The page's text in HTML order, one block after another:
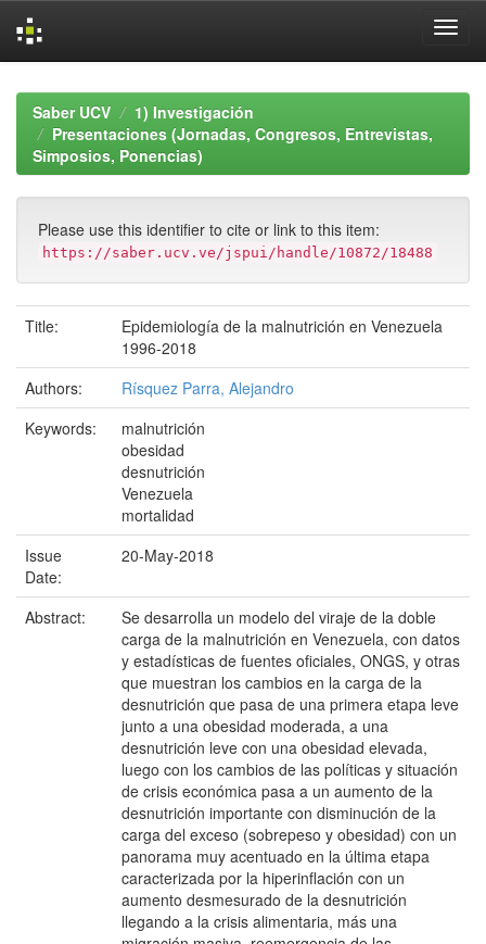
navigationSaber UCV
1) Investigación
Presentaciones (Jornadas, Congresos, Entrevistas,
Simposios, Ponencias)
Please use this identifier to cite or link to this item:
https://saber.ucv.ve/jspui/handle/10872/18488
Title:
Epidemiología de la malnutrición en Venezuela
1996-2018
Authors:
Rísquez Parra, Alejandro
Keywords:
malnutrición
obesidad
desnutrición
Venezuela
mortalidad
Issue
Date:
20-May-2018
Abstract:
Se desarrolla un modelo del viraje de la doble
carga de la malnutrición en Venezuela, con datos
y estadísticas de fuentes oficiales, ONGS, y otras
que muestran los cambios en la carga de la
desnutrición que pasa de una primera etapa leve
junto a una obesidad moderada, a una
desnutrición leve con una obesidad elevada,
luego con los cambios de las políticas y situación
de crisis económica pasa a un aumento de la
desnutrición importante con disminución de la
carga del exceso (sobrepeso y obesidad) con un
panorama muy acentuado en la última etapa
caracterizada por la hiperinflación con un
aumento desmesurado de la desnutrición
llegando a la crisis alimentaria, más una